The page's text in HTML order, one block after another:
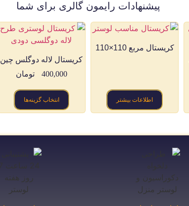
پیشنهادات رایمون گالری برای شما
کریستال مربع 110×110
اطلاعات بیشتر
کریستال لاله دوگلس چین
400,000
تومان
انتخاب گزینه‌ها